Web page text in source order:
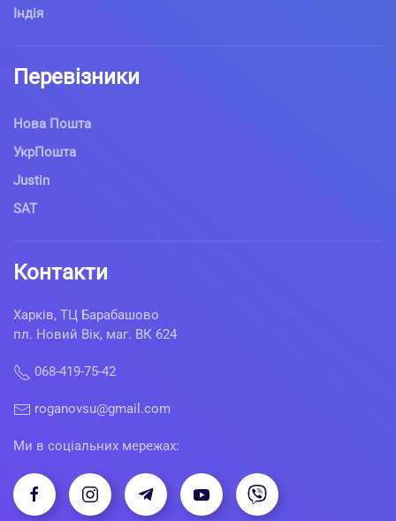
Індія
Перевізники
Нова Пошта
УкрПошта
Justin
SAT
Контакти
Харків, ТЦ Барабашово
пл. Новий Вік, маг. ВК 624
068-419-75-42
roganovsu@gmail.com
Ми в соціальних мережах: